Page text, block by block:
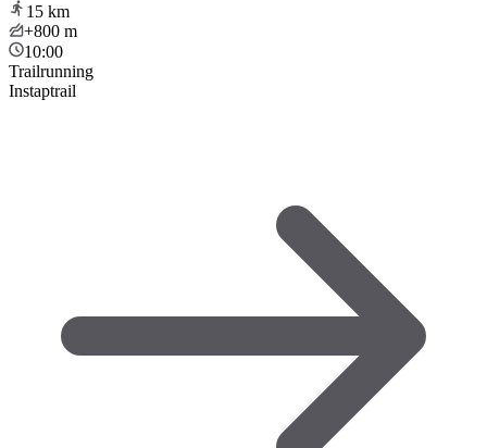
15 km
+800 m
10:00
Trailrunning
Instaptrail